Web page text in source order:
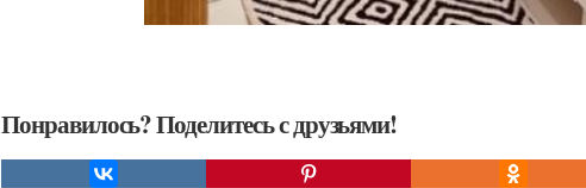
Понравилось? Поделитесь с друзьями!